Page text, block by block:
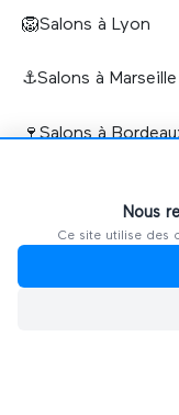
🦁Salons à Lyon
⚓Salons à Marseille
🍷Salons à
🇫🇷Toutes les
Nous
Ce site utilise des